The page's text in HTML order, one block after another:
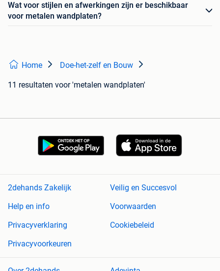
Wat voor stijlen en afwerkingen zijn er beschikbaar
voor metalen wandplaten?
Home Doe-het-zelf en Bouw
11 resultaten voor 'metalen wandplaten'
2dehands Zakelijk
Veilig en Succesvol
Help en info
Voorwaarden
Privacyverklaring
Cookiebeleid
Privacyvoorkeuren